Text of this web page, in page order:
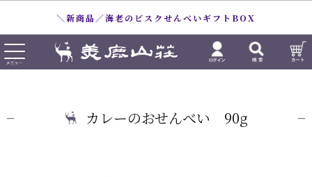
＼新商品／海老のビスクせんべいギフトBOX
カレーのおせんべい 90g